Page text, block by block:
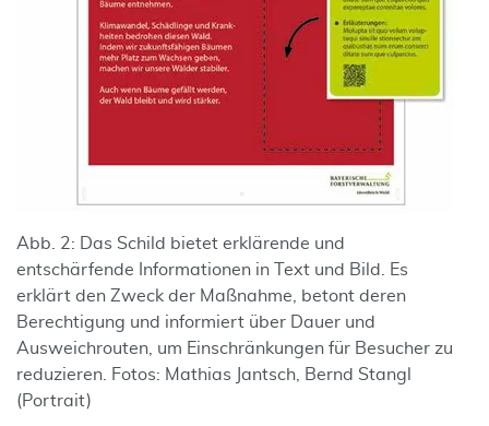
Abb. 2: Das Schild bietet erklärende und
entschärfende Informationen in Text und Bild. Es
erklärt den Zweck der Maßnahme, betont deren
Berechtigung und informiert über Dauer und
Ausweichrouten, um Einschränkungen für Besucher zu
reduzieren. Fotos: Mathias Jantsch, Bernd Stangl
(Portrait)